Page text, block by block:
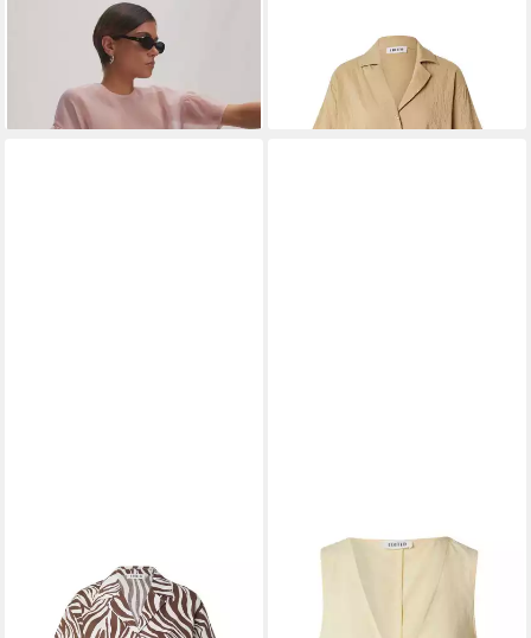
Funktionsbluse Tuala
(1-tlg) Drapiert/gerafft
69,90 €
(1-tlg) Plain/ohne Details
27,45 € 49,90 €
(1-tlg) Weiteres Detail
29,95 € 59,90 €
-50%
EDITEDFunktionsbluse
Kenley (1-tlg) Weiteres Detail
39,90 €
59,90 €